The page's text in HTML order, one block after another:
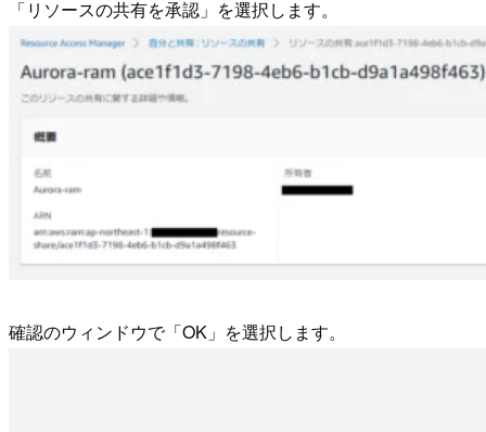
「リソースの共有を承認」を選択します。
確認のウィンドウで「OK」を選択します。